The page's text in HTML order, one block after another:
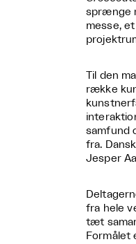
sprænge
messe,
Til den
række
samfund
fra.
Jesper
fra hele
tæt
Formålet